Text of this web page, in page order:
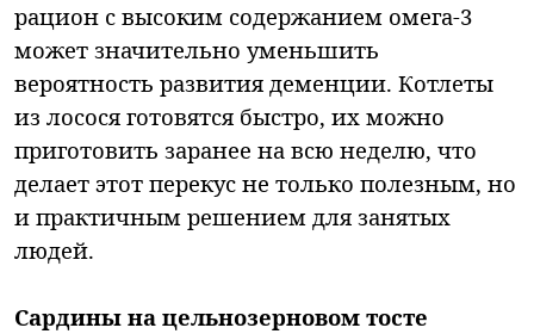
рацион с высоким содержанием омега-3
может значительно уменьшить
вероятность развития деменции. Котлеты
из лосося готовятся быстро, их можно
приготовить заранее на всю неделю, что
делает этот перекус не только полезным, но
и практичным решением для занятых
людей.
Сардины на цельнозерновом тосте